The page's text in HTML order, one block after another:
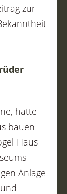
zur
hatte
bauen
Haus
Anlage